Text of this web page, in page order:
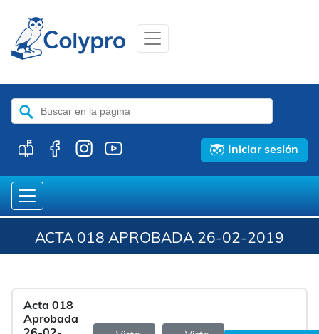
Buscar:
Iniciar sesión
ACTA 018 APROBADA 26-02-2019
Acta 018
Aprobada